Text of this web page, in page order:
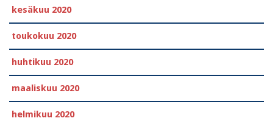
kesäkuu 2020
toukokuu 2020
huhtikuu 2020
maaliskuu 2020
helmikuu 2020